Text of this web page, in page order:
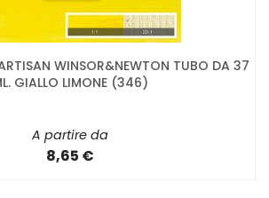
WINSOR&NEWTON TUBO DA 37
GIALLO LIMONE (346)
A partire da
8,65 €